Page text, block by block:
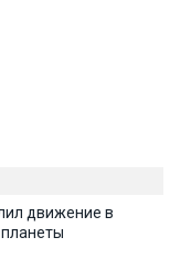
движение в
планеты